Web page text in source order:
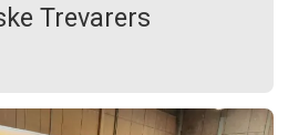
Trevarers